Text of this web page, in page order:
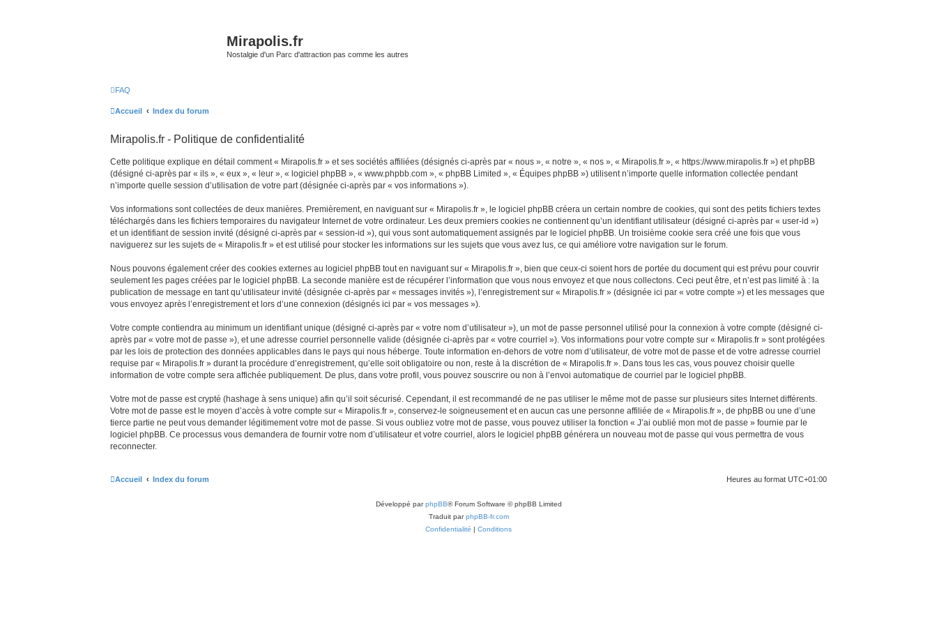
Mirapolis.fr
Nostalgie d'un Parc d'attraction pas comme les autres
FAQ
Accueil Index du forum
Mirapolis.fr - Politique de confidentialité
Cette politique explique en détail comment « Mirapolis.fr » et ses sociétés affiliées (désignés ci-après par « nous », « notre », « nos », « Mirapolis.fr », « https://www.mirapolis.fr ») et phpBB
(désigné ci-après par « ils », « eux », « leur », « logiciel phpBB », « www.phpbb.com », « phpBB Limited », « Équipes phpBB ») utilisent n’importe quelle information collectée pendant
n’importe quelle session d’utilisation de votre part (désignée ci-après par « vos informations »).
Vos informations sont collectées de deux manières. Premièrement, en naviguant sur « Mirapolis.fr », le logiciel phpBB créera un certain nombre de cookies, qui sont des petits fichiers textes
téléchargés dans les fichiers temporaires du navigateur Internet de votre ordinateur. Les deux premiers cookies ne contiennent qu’un identifiant utilisateur (désigné ci-après par « user-id »)
et un identifiant de session invité (désigné ci-après par « session-id »), qui vous sont automatiquement assignés par le logiciel phpBB. Un troisième cookie sera créé une fois que vous
naviguerez sur les sujets de « Mirapolis.fr » et est utilisé pour stocker les informations sur les sujets que vous avez lus, ce qui améliore votre navigation sur le forum.
Nous pouvons également créer des cookies externes au logiciel phpBB tout en naviguant sur « Mirapolis.fr », bien que ceux-ci soient hors de portée du document qui est prévu pour couvrir
seulement les pages créées par le logiciel phpBB. La seconde manière est de récupérer l’information que vous nous envoyez et que nous collectons. Ceci peut être, et n’est pas limité à : la
publication de message en tant qu’utilisateur invité (désignée ci-après par « messages invités »), l’enregistrement sur « Mirapolis.fr » (désignée ici par « votre compte ») et les messages que
vous envoyez après l’enregistrement et lors d’une connexion (désignés ici par « vos messages »).
Votre compte contiendra au minimum un identifiant unique (désigné ci-après par « votre nom d’utilisateur »), un mot de passe personnel utilisé pour la connexion à votre compte (désigné ci-
après par « votre mot de passe »), et une adresse courriel personnelle valide (désignée ci-après par « votre courriel »). Vos informations pour votre compte sur « Mirapolis.fr » sont protégées
par les lois de protection des données applicables dans le pays qui nous héberge. Toute information en-dehors de votre nom d’utilisateur, de votre mot de passe et de votre adresse courriel
requise par « Mirapolis.fr » durant la procédure d’enregistrement, qu’elle soit obligatoire ou non, reste à la discrétion de « Mirapolis.fr ». Dans tous les cas, vous pouvez choisir quelle
information de votre compte sera affichée publiquement. De plus, dans votre profil, vous pouvez souscrire ou non à l’envoi automatique de courriel par le logiciel phpBB.
Votre mot de passe est crypté (hashage à sens unique) afin qu’il soit sécurisé. Cependant, il est recommandé de ne pas utiliser le même mot de passe sur plusieurs sites Internet différents.
Votre mot de passe est le moyen d’accès à votre compte sur « Mirapolis.fr », conservez-le soigneusement et en aucun cas une personne affiliée de « Mirapolis.fr », de phpBB ou une d’une
tierce partie ne peut vous demander légitimement votre mot de passe. Si vous oubliez votre mot de passe, vous pouvez utiliser la fonction « J’ai oublié mon mot de passe » fournie par le
logiciel phpBB. Ce processus vous demandera de fournir votre nom d’utilisateur et votre courriel, alors le logiciel phpBB générera un nouveau mot de passe qui vous permettra de vous
reconnecter.
Accueil Index du forum Heures au format UTC+01:00
Développé parphpBB® Forum Software © phpBB Limited
Traduit parphpBB-fr.com
Confidentialité | Conditions